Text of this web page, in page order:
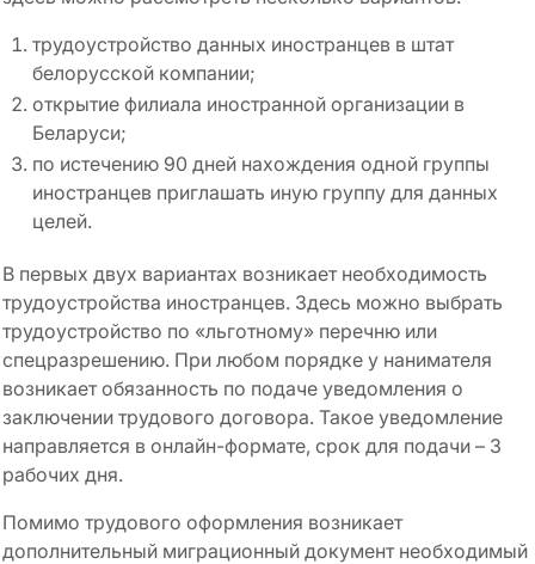
трудоустройство данных иностранцев в штат
белорусской компании;
открытие филиала иностранной организации в
Беларуси;
по истечению 90 дней нахождения одной группы
иностранцев приглашать иную группу для данных
целей.
В первых двух вариантах возникает необходимость
трудоустройства иностранцев. Здесь можно выбрать
трудоустройство по «льготному» перечню или
спецразрешению. При любом порядке у нанимателя
возникает обязанность по подаче уведомления о
заключении трудового договора. Такое уведомление
направляется в онлайн-формате, срок для подачи – 3
рабочих дня.
Помимо трудового оформления возникает
дополнительный миграционный документ необходимый